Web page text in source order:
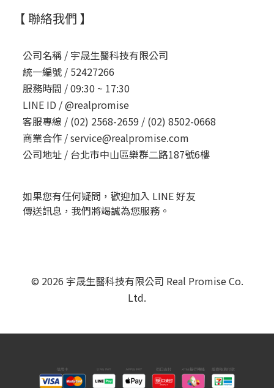
【 聯絡我們 】
公司名稱 / 宇晟生醫科技有限公司
統一編號 / 52427266
服務時間 /09:30 ~ 17:30
LINE ID /@realpromise
客服專線 / (02) 2568-2659 / (02) 8502-0668
商業合作 /service@realpromise.com
公司地址 / 台北市中山區樂群二路187號6樓
如果您有任何疑問，歡迎加入 LINE 好友
傳送訊息，我們將竭誠為您服務。
© 2026 宇晟生醫科技有限公司 Real Promise Co.
Ltd.